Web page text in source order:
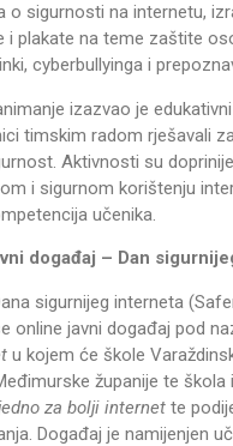
o sigurnosti na internetu,
i plakate na teme zaštite
cyberbullyinga i
izazvao je
timskim radom rješavali
Aktivnosti su
i sigurnom korištenju
učenika.
događaj – Dan
sigurnijeg interneta
online javni događaj pod
u kojem će škole
županije te škola
za bolji internet te
Događaj je namijenjen